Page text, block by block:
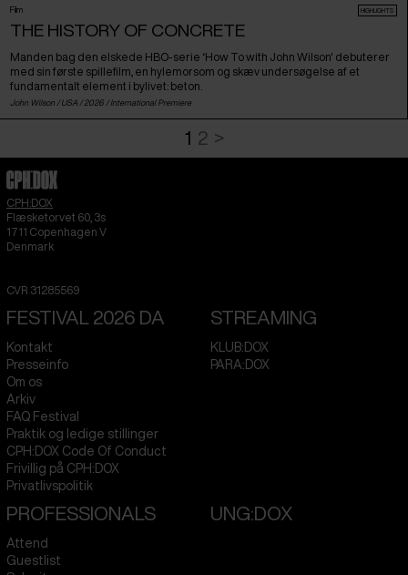
Film HIGHLIGHTS
THE HISTORY OF CONCRETE
Manden bag den elskede HBO-serie ‘How To with John Wilson' debuterer
med sin første spillefilm, en hylemorsom og skæv undersøgelse af et
fundamentalt element i bylivet: beton.
John Wilson / USA / 2026 / International Premiere
1 2 >
CPH:DOX
Flæsketorvet 60, 3s
1711 Copenhagen V
Denmark
CVR 31285569
FESTIVAL 2026 DA
Kontakt
Presseinfo
Om os
Arkiv
FAQ Festival
Praktik og ledige stillinger
CPH:DOX Code Of Conduct
Frivillig på CPH:DOX
Privatlivspolitik
STREAMING
KLUB:DOX
PARA:DOX
PROFESSIONALS
Attend
Guestlist
UNG:DOX